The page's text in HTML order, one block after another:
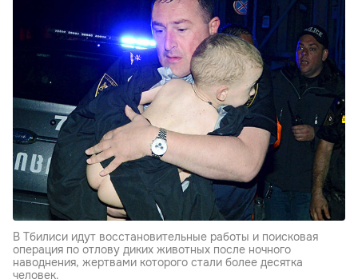
В Тбилиси идут восстановительные работы и поисковая
операция по отлову диких животных после ночного
наводнения, жертвами которого стали более десятка
человек.